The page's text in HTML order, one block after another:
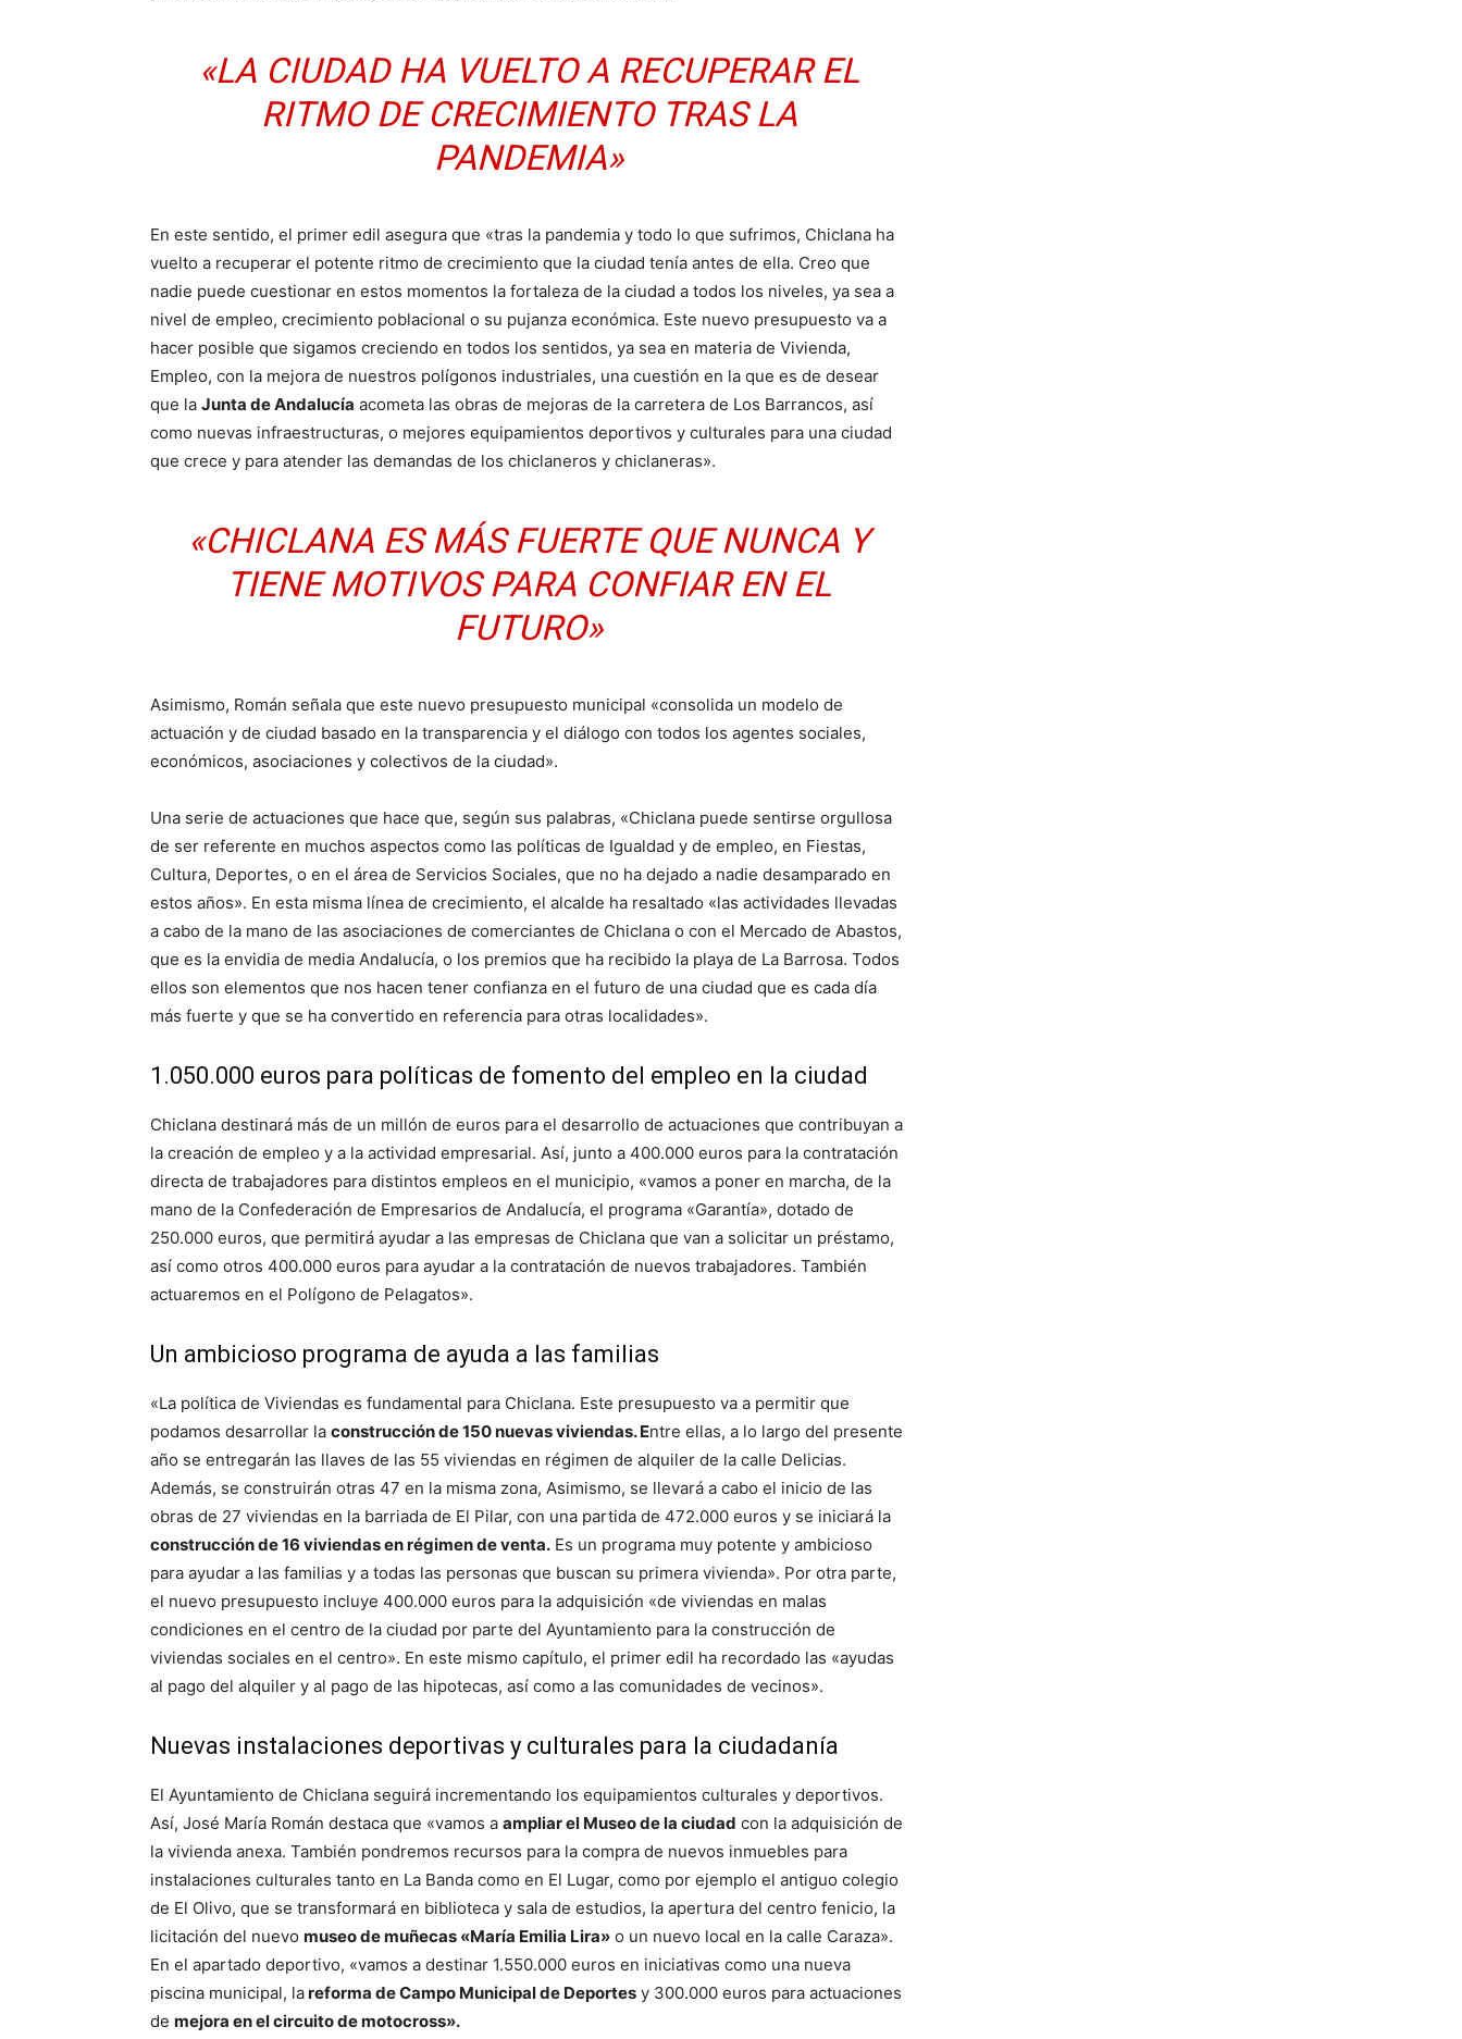
«LA CIUDAD HA VUELTO A RECUPERAR EL
RITMO DE CRECIMIENTO TRAS LA
PANDEMIA»
En este sentido, el primer edil asegura que «tras la pandemia y todo lo que sufrimos, Chiclana ha
vuelto a recuperar el potente ritmo de crecimiento que la ciudad tenía antes de ella. Creo que
nadie puede cuestionar en estos momentos la fortaleza de la ciudad a todos los niveles, ya sea a
nivel de empleo, crecimiento poblacional o su pujanza económica. Este nuevo presupuesto va a
hacer posible que sigamos creciendo en todos los sentidos, ya sea en materia de Vivienda,
Empleo, con la mejora de nuestros polígonos industriales, una cuestión en la que es de desear
que la Junta de Andalucía acometa las obras de mejoras de la carretera de Los Barrancos, así
como nuevas infraestructuras, o mejores equipamientos deportivos y culturales para una ciudad
que crece y para atender las demandas de los chiclaneros y chiclaneras».
«CHICLANA ES MÁS FUERTE QUE NUNCA Y
TIENE MOTIVOS PARA CONFIAR EN EL
FUTURO»
Asimismo, Román señala que este nuevo presupuesto municipal «consolida un modelo de
actuación y de ciudad basado en la transparencia y el diálogo con todos los agentes sociales,
económicos, asociaciones y colectivos de la ciudad».
Una serie de actuaciones que hace que, según sus palabras, «Chiclana puede sentirse orgullosa
de ser referente en muchos aspectos como las políticas de Igualdad y de empleo, en Fiestas,
Cultura, Deportes, o en el área de Servicios Sociales, que no ha dejado a nadie desamparado en
estos años». En esta misma línea de crecimiento, el alcalde ha resaltado «las actividades llevadas
a cabo de la mano de las asociaciones de comerciantes de Chiclana o con el Mercado de Abastos,
que es la envidia de media Andalucía, o los premios que ha recibido la playa de La Barrosa. Todos
ellos son elementos que nos hacen tener confianza en el futuro de una ciudad que es cada día
más fuerte y que se ha convertido en referencia para otras localidades».
1.050.000 euros para políticas de fomento del empleo en la ciudad
Chiclana destinará más de un millón de euros para el desarrollo de actuaciones que contribuyan a
la creación de empleo y a la actividad empresarial. Así, junto a 400.000 euros para la contratación
directa de trabajadores para distintos empleos en el municipio, «vamos a poner en marcha, de la
mano de la Confederación de Empresarios de Andalucía, el programa «Garantía», dotado de
250.000 euros, que permitirá ayudar a las empresas de Chiclana que van a solicitar un préstamo,
así como otros 400.000 euros para ayudar a la contratación de nuevos trabajadores. También
actuaremos en el Polígono de Pelagatos».
Un ambicioso programa de ayuda a las familias
«La política de Viviendas es fundamental para Chiclana. Este presupuesto va a permitir que
podamos desarrollar la construcción de 150 nuevas viviendas. Entre ellas, a lo largo del presente
año se entregarán las llaves de las 55 viviendas en régimen de alquiler de la calle Delicias.
Además, se construirán otras 47 en la misma zona, Asimismo, se llevará a cabo el inicio de las
obras de 27 viviendas en la barriada de El Pilar, con una partida de 472.000 euros y se iniciará la
construcción de 16 viviendas en régimen de venta. Es un programa muy potente y ambicioso
para ayudar a las familias y a todas las personas que buscan su primera vivienda». Por otra parte,
el nuevo presupuesto incluye 400.000 euros para la adquisición «de viviendas en malas
condiciones en el centro de la ciudad por parte del Ayuntamiento para la construcción de
viviendas sociales en el centro». En este mismo capítulo, el primer edil ha recordado las «ayudas
al pago del alquiler y al pago de las hipotecas, así como a las comunidades de vecinos».
Nuevas instalaciones deportivas y culturales para la ciudadanía
El Ayuntamiento de Chiclana seguirá incrementando los equipamientos culturales y deportivos.
Así, José María Román destaca que «vamos a ampliar el Museo de la ciudad con la adquisición de
la vivienda anexa. También pondremos recursos para la compra de nuevos inmuebles para
instalaciones culturales tanto en La Banda como en El Lugar, como por ejemplo el antiguo colegio
de El Olivo, que se transformará en biblioteca y sala de estudios, la apertura del centro fenicio, la
licitación del nuevo museo de muñecas «María Emilia Lira» o un nuevo local en la calle Caraza».
En el apartado deportivo, «vamos a destinar 1.550.000 euros en iniciativas como una nueva
piscina municipal, lareforma de Campo Municipal de Deportes y 300.000 euros para actuaciones
de mejora en el circuito de motocross».